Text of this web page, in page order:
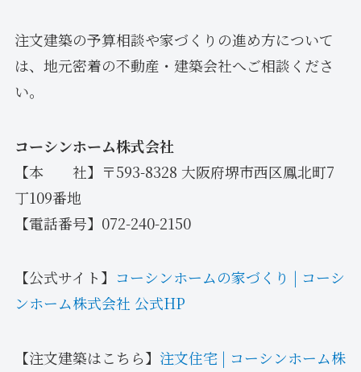
注文建築の予算相談や家づくりの進め方について
は、地元密着の不動産・建築会社へご相談くださ
い。
コーシンホーム株式会社
【本 社】〒593-8328 大阪府堺市西区鳳北町7
丁109番地
【電話番号】072-240-2150
【公式サイト】 コーシンホームの家づくり | コーシ
ンホーム株式会社 公式HP
【注文建築はこちら】 注文住宅 | コーシンホーム株